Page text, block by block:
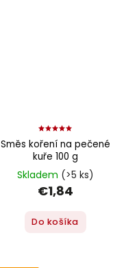
Směs koření na pečené
kuře 100 g
Skladem (>5 ks)
€1,84
Do košíka